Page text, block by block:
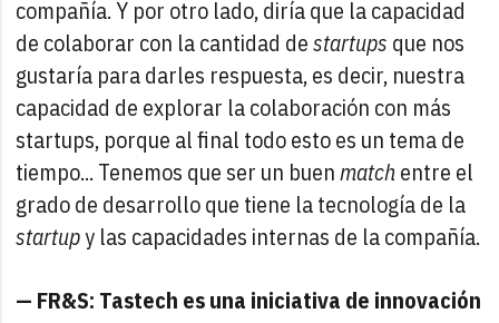
compañía. Y por otro lado, diría que la capacidad
de colaborar con la cantidad destartups que nos
gustaría para darles respuesta, es decir, nuestra
capacidad de explorar la colaboración con más
startups, porque al final todo esto es un tema de
tiempo... Tenemos que ser un buenmatch entre el
grado de desarrollo que tiene la tecnología de la
startupy las capacidades internas de la compañía.
— FR&S: Tastech es una iniciativa de innovación